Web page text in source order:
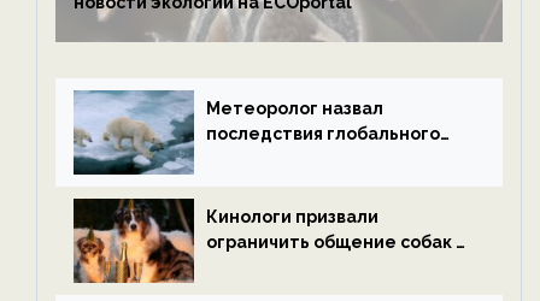
Метеоролог назвал
последствия глобального
ECOportal
Кинологи призвали
ограничить общение собак с